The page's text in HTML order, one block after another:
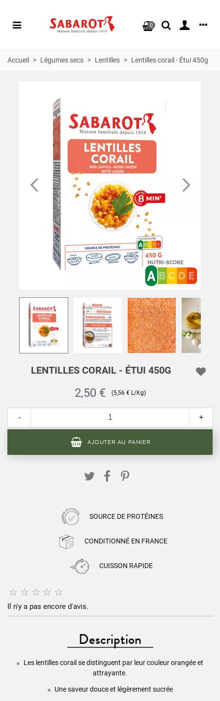
0
Accueil > Légumes secs > Lentilles > Lentilles corail - Étui 450g
LENTILLES CORAIL - ÉTUI 450G
2,50 € (5,56 € L/Kg)
- +
AJOUTER AU PANIER
SOURCE DE PROTÉINES
CONDITIONNÉ EN FRANCE
CUISSON RAPIDE
    
Il n'y a pas encore d'avis.
Description
Les lentilles corail se distinguent par leur couleur orangée et
attrayante.
Une saveur douce et légèrement sucrée